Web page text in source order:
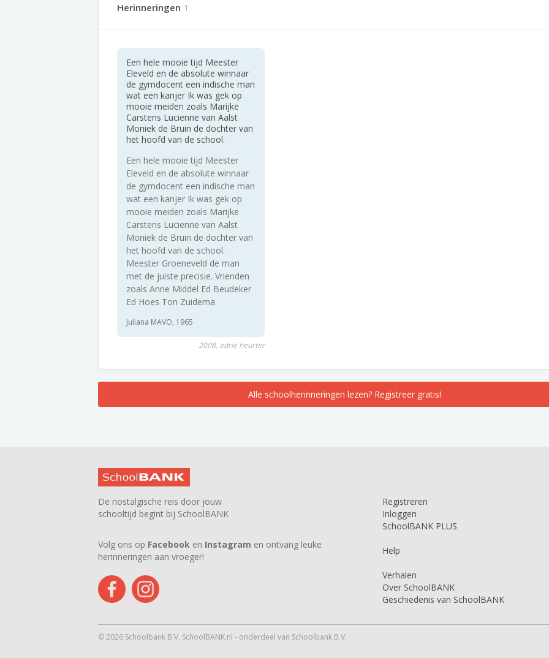
Herinneringen 1
Een hele mooie tijd Meester
Eleveld en de absolute winnaar
de gymdocent een indische man
wat een kanjer Ik was gek op
mooie meiden zoals Marijke
Carstens Lucienne van Aalst
Moniek de Bruin de dochter van
het hoofd van de school.
Een hele mooie tijd Meester
Eleveld en de absolute winnaar
de gymdocent een indische man
wat een kanjer Ik was gek op
mooie meiden zoals Marijke
Carstens Lucienne van Aalst
Moniek de Bruin de dochter van
het hoofd van de school.
Meester Groeneveld de man
met de juiste precisie. Vrienden
zoals Anne Middel Ed Beudeker
Ed Hoes Ton Zuidema
Juliana MAVO, 1965
2008, adrie heurter
Alle schoolherinneringen lezen? Registreer gratis!
De nostalgische reis door jouw
schooltijd begint bij SchoolBANK
Volg ons op Facebook en Instagram en ontvang leuke
herinneringen aan vroeger!
Registreren
Inloggen
SchoolBANK PLUS
Help
Verhalen
Over SchoolBANK
Geschiedenis van SchoolBANK
© 2026 Schoolbank B.V. SchoolBANK.nl - onderdeel van Schoolbank B.V.